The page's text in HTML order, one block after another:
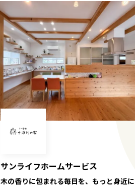
サンライフホームサービス
木の香りに包まれる毎日を、もっと身近に